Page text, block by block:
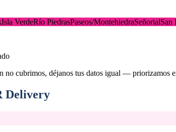
Isla VerdeRío PiedrasPaseos/MontehiedraSeñorialSan
no cubrimos, déjanos tus datos igual — priorizamos
Delivery